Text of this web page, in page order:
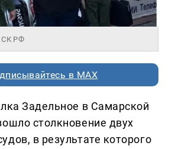
РФ
в MAX
Задельное в Самарской
столкновение двух
в результате которого